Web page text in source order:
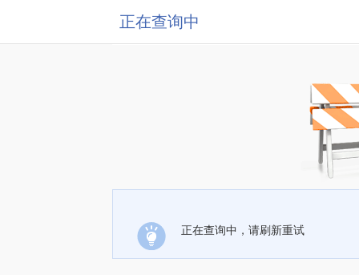
正在查询中
正在查询中，请刷新重试